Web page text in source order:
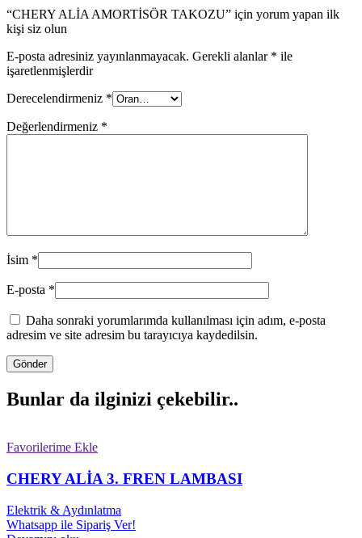
“CHERY ALİA AMORTİSÖR TAKOZU” için yorum yapan ilk
kişi siz olun
E-posta adresiniz yayınlanmayacak. Gerekli alanlar * ile
işaretlenmişlerdir
Derecelendirmeniz *
Değerlendirmeniz *
İsim *
E-posta *
Daha sonraki yorumlarımda kullanılması için adım, e-posta
adresim ve site adresim bu tarayıcıya kaydedilsin.
Bunlar da ilginizi çekebilir..
Favorilerime Ekle
CHERY ALİA 3. FREN LAMBASI
Elektrik & Aydınlatma
Whatsapp ile Sipariş Ver!